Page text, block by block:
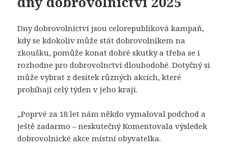
Dny dobrovolnictví jsou celorepubliková kampaň,
kdy se kdokoliv může stát dobrovolníkem na
zkoušku, pomůže konat dobré skutky a třeba se i
rozhodne pro dobrovolnctví dlouhodobé. Dotyčný si
může vybrat z desítek různých akcích, které
probíhají celý týden v jeho kraji.
„Poprvé za 18 let nám někdo vymaloval podchod a
ještě zadarmo – neskutečný Komentovala výsledek
dobrovolnické akce místní obyvatelka.